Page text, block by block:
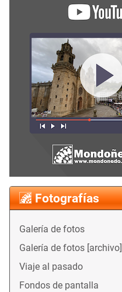
Fotografías
Galería de fotos
Galería de fotos [archivo]
Viaje al pasado
Fondos de pantalla